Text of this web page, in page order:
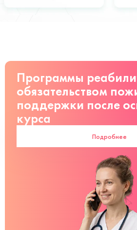
Программы
обязательством
поддержки после
курса
Подробнее